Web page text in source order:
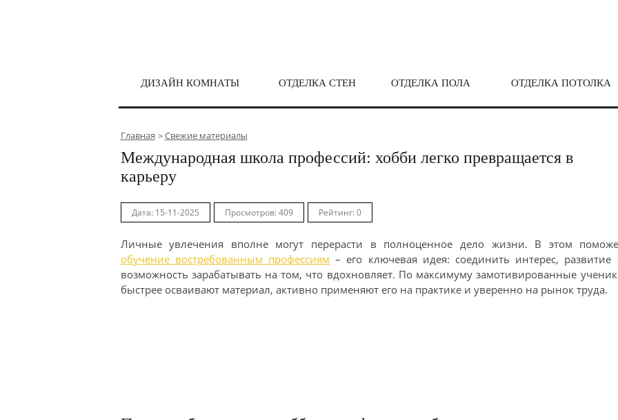
ДИЗАЙН КОМНАТЫ ОТДЕЛКА СТЕН ОТДЕЛКА ПОЛА ОТДЕЛКА ПОТОЛКА
Главная Свежие материалы
Международная школа профессий: хобби легко превращается в
карьеру
Дата: 15-11-2025 Просмотров: 409 Рейтинг: 0
Личные увлечения вполне могут перерасти в полноценное дело жизни. В этом
обучение востребованным профессиям – его ключевая идея: соединить интерес, развитие
возможность зарабатывать на том, что вдохновляет. По максимуму замотивированные
быстрее осваивают материал, активно применяют его на практике и уверенно на рынок труда.